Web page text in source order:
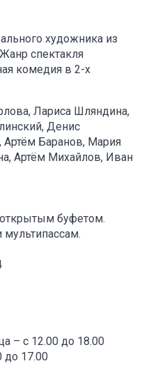
художника из
спектакля
комедия в 2-х
Лариса Шляндина,
Денис
Баранов, Мария
Артём Михайлов, Иван
открытым буфетом.
мультипассам.
– с 12.00 до 18.00
до 17.00